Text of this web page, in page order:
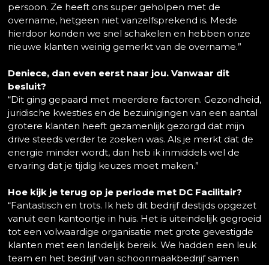
persoon. Ze heeft ons super geholpen met de
overname, hetgeen niet vanzelfsprekend is. Mede
hierdoor konden we snel schakelen en hebben onze
nieuwe klanten weinig gemerkt van de overname.”
Deniece, dan even eerst naar jou. Vanwaar dit
besluit?
“Dit ging gepaard met meerdere factoren. Gezondheid,
juridische kwesties en de bezuinigingen van een aantal
grotere klanten heeft gezamenlijk gezorgd dat mijn
drive steeds verder te zoeken was. Als je merkt dat de
energie minder wordt, dan heb ik inmiddels wel de
ervaring dat je tijdig keuzes moet maken.”
Hoe kijk je terug op je periode met DC Facilitair?
“Fantastisch en trots. Ik heb dit bedrijf destijds opgezet
vanuit een kantoortje in huis. Het is uiteindelijk gegroeid
tot een volwaardige organisatie met grote gevestigde
klanten met een landelijk bereik. We hadden een leuk
team en het bedrijf van schoonmaakbedrijf samen